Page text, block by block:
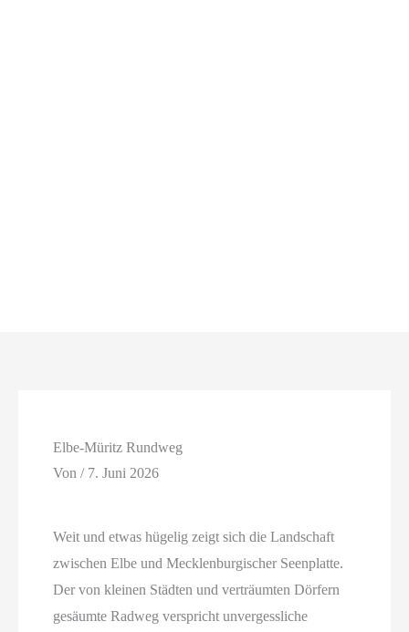
Elbe-Müritz Rundweg
Von/ 7. Juni 2026
Weit und etwas hügelig zeigt sich die Landschaft
zwischen Elbe und Mecklenburgischer Seenplatte.
Der von kleinen Städten und verträumten Dörfern
gesäumte Radweg verspricht unvergessliche